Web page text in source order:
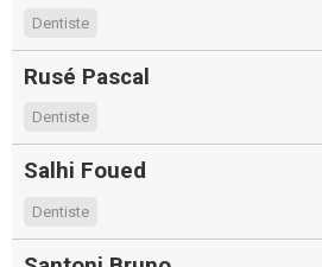
Dentiste
Rusé Pascal
Dentiste
Salhi Foued
Dentiste